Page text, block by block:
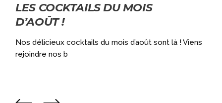
LES COCKTAILS DU MOIS
D’AOÛT !
Nos délicieux cocktails du mois d’août sont là ! Viens
rejoindre nos b